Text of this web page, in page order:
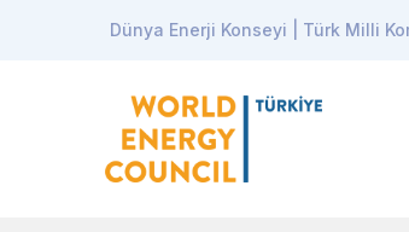
Dünya Enerji Konseyi | Türk Milli